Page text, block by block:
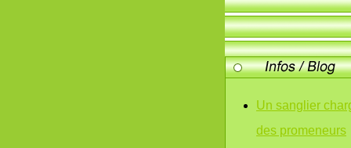
Un sanglier
des promeneurs